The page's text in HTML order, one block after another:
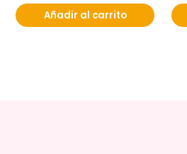
Añadir al carrito